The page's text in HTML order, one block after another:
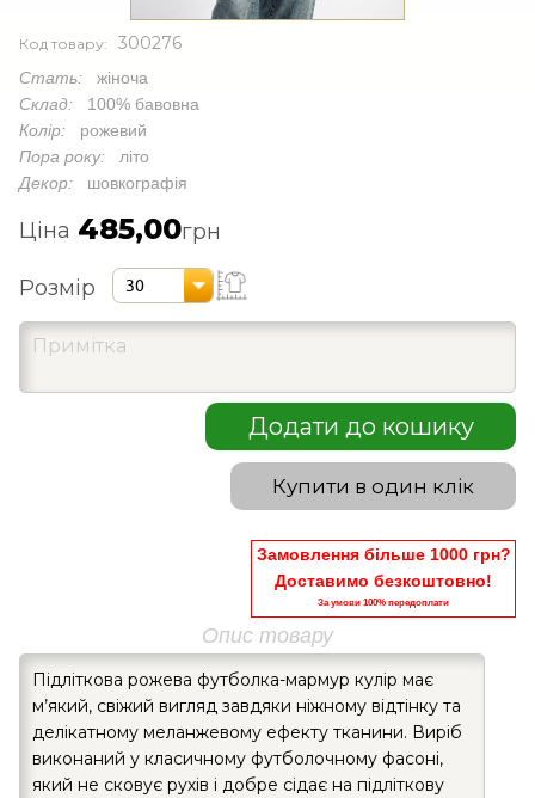
Код товару: 300276
Стать: жіноча
Склад: 100% бавовна
Колір: рожевий
Пора року: літо
Декор: шовкографія
Ціна 485,00грн
Розмір 30
Додати до кошику
Купити в один клік
Замовлення більше 1000 грн?
Доставимо безкоштовно!
За умови 100% передоплати
Опис товару
Підліткова рожева футболка-мармур кулір має
м’який, свіжий вигляд завдяки ніжному відтінку та
делікатному меланжевому ефекту тканини. Виріб
виконаний у класичному футболочному фасоні,
який не сковує рухів і добре сідає на підліткову